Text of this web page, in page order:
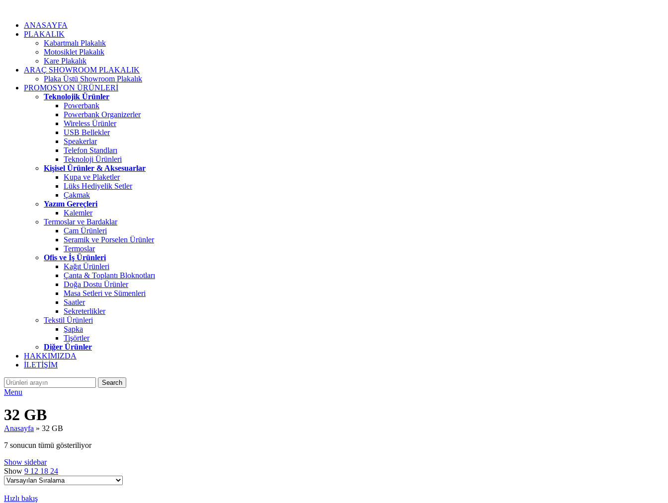
ANASAYFA
PLAKALIK
Kabartmalı Plakalık
Motosiklet Plakalık
Kare Plakalık
ARAÇ SHOWROOM PLAKALIK
Plaka Üstü Showroom Plakalık
PROMOSYON ÜRÜNLERİ
Teknolojik Ürünler
Powerbank
Powerbank Organizerler
Wireless Ürünler
USB Bellekler
Speakerlar
Telefon Standları
Teknoloji Ürünleri
Kişisel Ürünler & Aksesuarlar
Kupa ve Plaketler
Lüks Hediyelik Setler
Çakmak
Yazım Gereçleri
Kalemler
Termoslar ve Bardaklar
Cam Ürünleri
Seramik ve Porselen Ürünler
Termoslar
Ofis ve İş Ürünleri
Kağıt Ürünleri
Çanta & Toplantı Bloknotları
Doğa Dostu Ürünler
Masa Setleri ve Sümenleri
Saatler
Sekreterlikler
Tekstil Ürünleri
Şapka
Tişörtler
Diğer Ürünler
HAKKIMIZDA
İLETİŞİM
Search
Menu
32 GB
Anasayfa » 32 GB
7 sonucun tümü gösteriliyor
Show sidebar
Show 9 12 18 24
Hızlı bakış